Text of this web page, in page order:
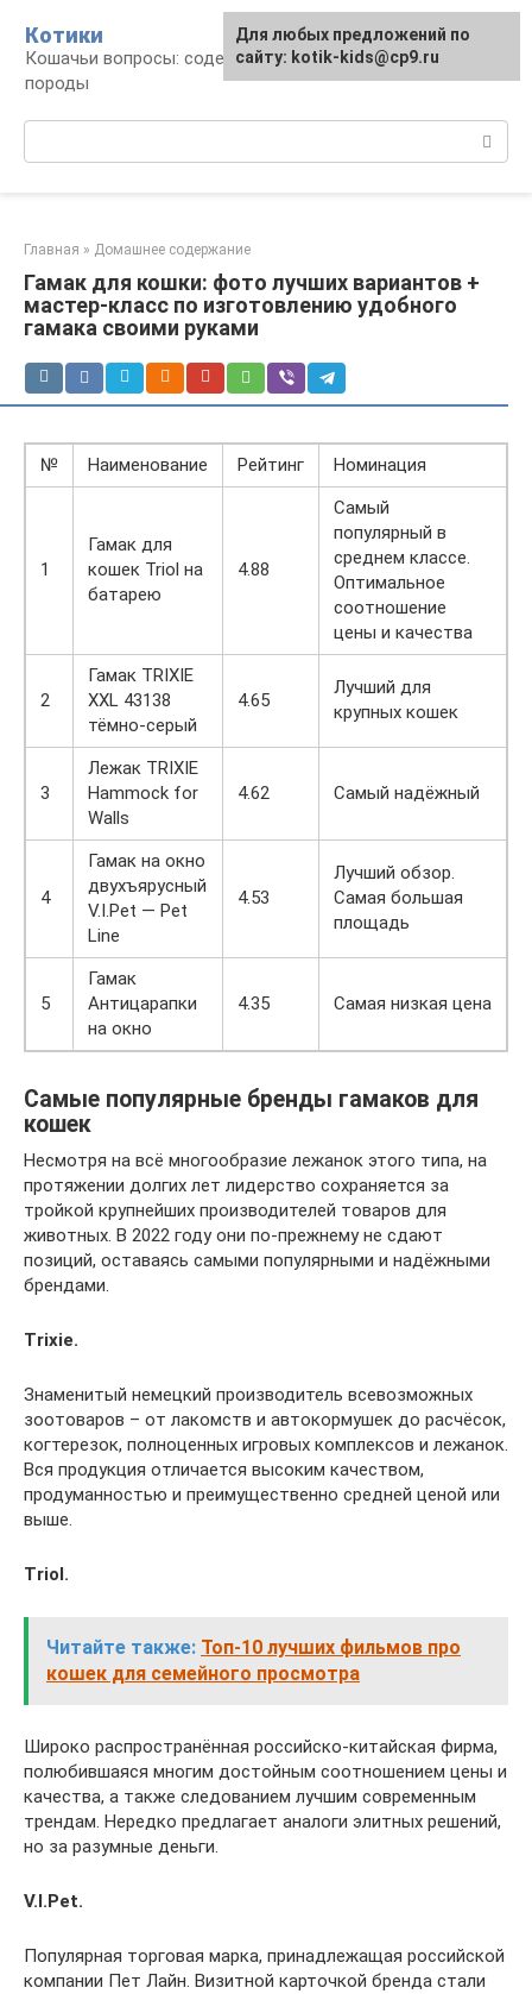
контенту
Котики
Кошачьи вопросы: содержание, лечение,
породы
Главная » Домашнее содержание
Гамак для кошки: фото лучших вариантов +
мастер-класс по изготовлению удобного
гамака своими руками
№ Наименование Рейтинг Номинация
1
Гамак для
кошек Triol на
батарею
4.88
Самый
популярный в
среднем классе.
Оптимальное
соотношение
цены и качества
2
Гамак TRIXIE
XXL 43138
тёмно-серый
4.65
Лучший для
крупных кошек
3
Лежак TRIXIE
Hammock for
Walls
4.62 Самый надёжный
4
Гамак на окно
двухъярусный
V.I.Pet — Pet
Line
4.53
Лучший обзор.
Самая большая
площадь
5
Гамак
Антицарапки
на окно
4.35 Самая низкая цена
Самые популярные бренды гамаков для
кошек
Несмотря на всё многообразие лежанок этого типа, на
протяжении долгих лет лидерство сохраняется за
тройкой крупнейших производителей товаров для
животных. В 2022 году они по-прежнему не сдают
позиций, оставаясь самыми популярными и надёжными
брендами.
Trixie.
Знаменитый немецкий производитель всевозможных
зоотоваров – от лакомств и автокормушек до расчёсок,
когтерезок, полноценных игровых комплексов и лежанок.
Вся продукция отличается высоким качеством,
продуманностью и преимущественно средней ценой или
выше.
Triol.
Читайте также: Топ-10 лучших фильмов про
кошек для семейного просмотра
Широко распространённая российско-китайская фирма,
полюбившаяся многим достойным соотношением цены и
качества, а также следованием лучшим современным
трендам. Нередко предлагает аналоги элитных решений,
но за разумные деньги.
V.I.Pet.
Популярная торговая марка, принадлежащая российской
компании Пет Лайн. Визитной карточкой бренда стали
Для любых предложений по
сайту: kotik-kids@cp9.ru